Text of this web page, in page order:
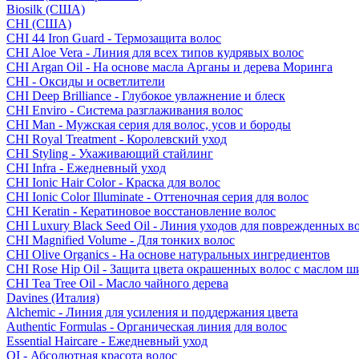
Biosilk (США)
CHI (США)
CHI 44 Iron Guard - Термозащита волос
CHI Aloe Vera - Линия для всех типов кудрявых волос
CHI Argan Oil - На основе масла Арганы и дерева Моринга
CHI - Оксиды и осветлители
CHI Deep Brilliance - Глубокое увлажнение и блеск
CHI Enviro - Система разглаживания волос
CHI Man - Мужская серия для волос, усов и бороды
CHI Royal Treatment - Королевский уход
CHI Styling - Ухаживающий стайлинг
CHI Infra - Ежедневный уход
CHI Ionic Hair Color - Краска для волос
CHI Ionic Color Illuminate - Оттеночная серия для волос
CHI Keratin - Кератиновое восстановление волос
CHI Luxury Black Seed Oil - Линия уходов для поврежденных
CHI Magnified Volume - Для тонких волос
CHI Olive Organics - На основе натуральных ингредиентов
CHI Rose Hip Oil - Защита цвета окрашенных волос с маслом
CHI Tea Tree Oil - Масло чайного дерева
Davines (Италия)
Alchemic - Линия для усиления и поддержания цвета
Authentic Formulas - Органическая линия для волос
Essential Haircare - Eжедневный уход
OI - Абсолютная красота волос